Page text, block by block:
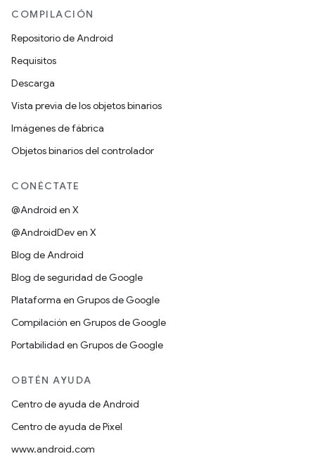
COMPILACIÓN
Repositorio de Android
Requisitos
Descarga
Vista previa de los objetos binarios
Imágenes de fábrica
Objetos binarios del controlador
CONÉCTATE
@Android en X
@AndroidDev en X
Blog de Android
Blog de seguridad de Google
Plataforma en Grupos de Google
Compilación en Grupos de Google
Portabilidad en Grupos de Google
OBTÉN AYUDA
Centro de ayuda de Android
Centro de ayuda de Pixel
www.android.com